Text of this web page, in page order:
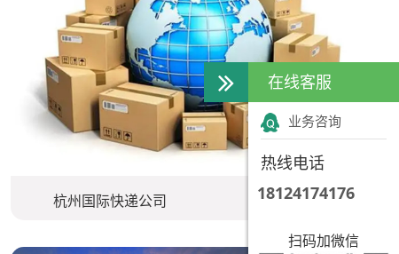
杭州国际快递公司
在线客服
业务咨询
热线电话
18124174176
扫码加微信